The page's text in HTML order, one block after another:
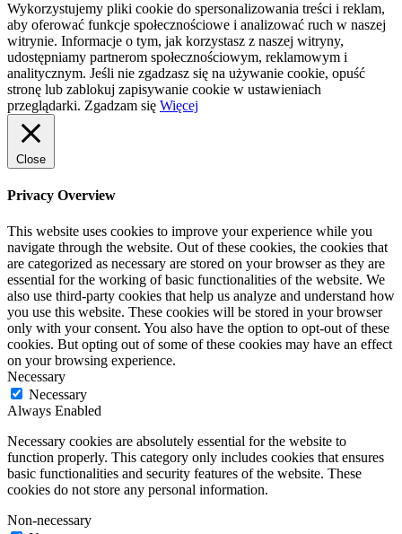
Wykorzystujemy pliki cookie do spersonalizowania treści i reklam,
aby oferować funkcje społecznościowe i analizować ruch w naszej
witrynie. Informacje o tym, jak korzystasz z naszej witryny,
udostępniamy partnerom społecznościowym, reklamowym i
analitycznym. Jeśli nie zgadzasz się na używanie cookie, opuść
stronę lub zablokuj zapisywanie cookie w ustawieniach
przeglądarki. Zgadzam się Więcej
Close
Privacy Overview
This website uses cookies to improve your experience while you
navigate through the website. Out of these cookies, the cookies that
are categorized as necessary are stored on your browser as they are
essential for the working of basic functionalities of the website. We
also use third-party cookies that help us analyze and understand how
you use this website. These cookies will be stored in your browser
only with your consent. You also have the option to opt-out of these
cookies. But opting out of some of these cookies may have an effect
on your browsing experience.
Necessary
Necessary
Always Enabled
Necessary cookies are absolutely essential for the website to
function properly. This category only includes cookies that ensures
basic functionalities and security features of the website. These
cookies do not store any personal information.
Non-necessary